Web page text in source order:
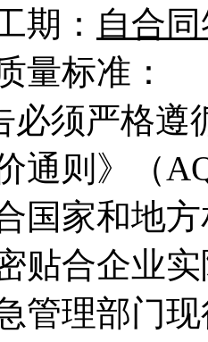
期： 自合
量标准：
必须严格遵
通则》（
国家和地
贴合企业
管理部门